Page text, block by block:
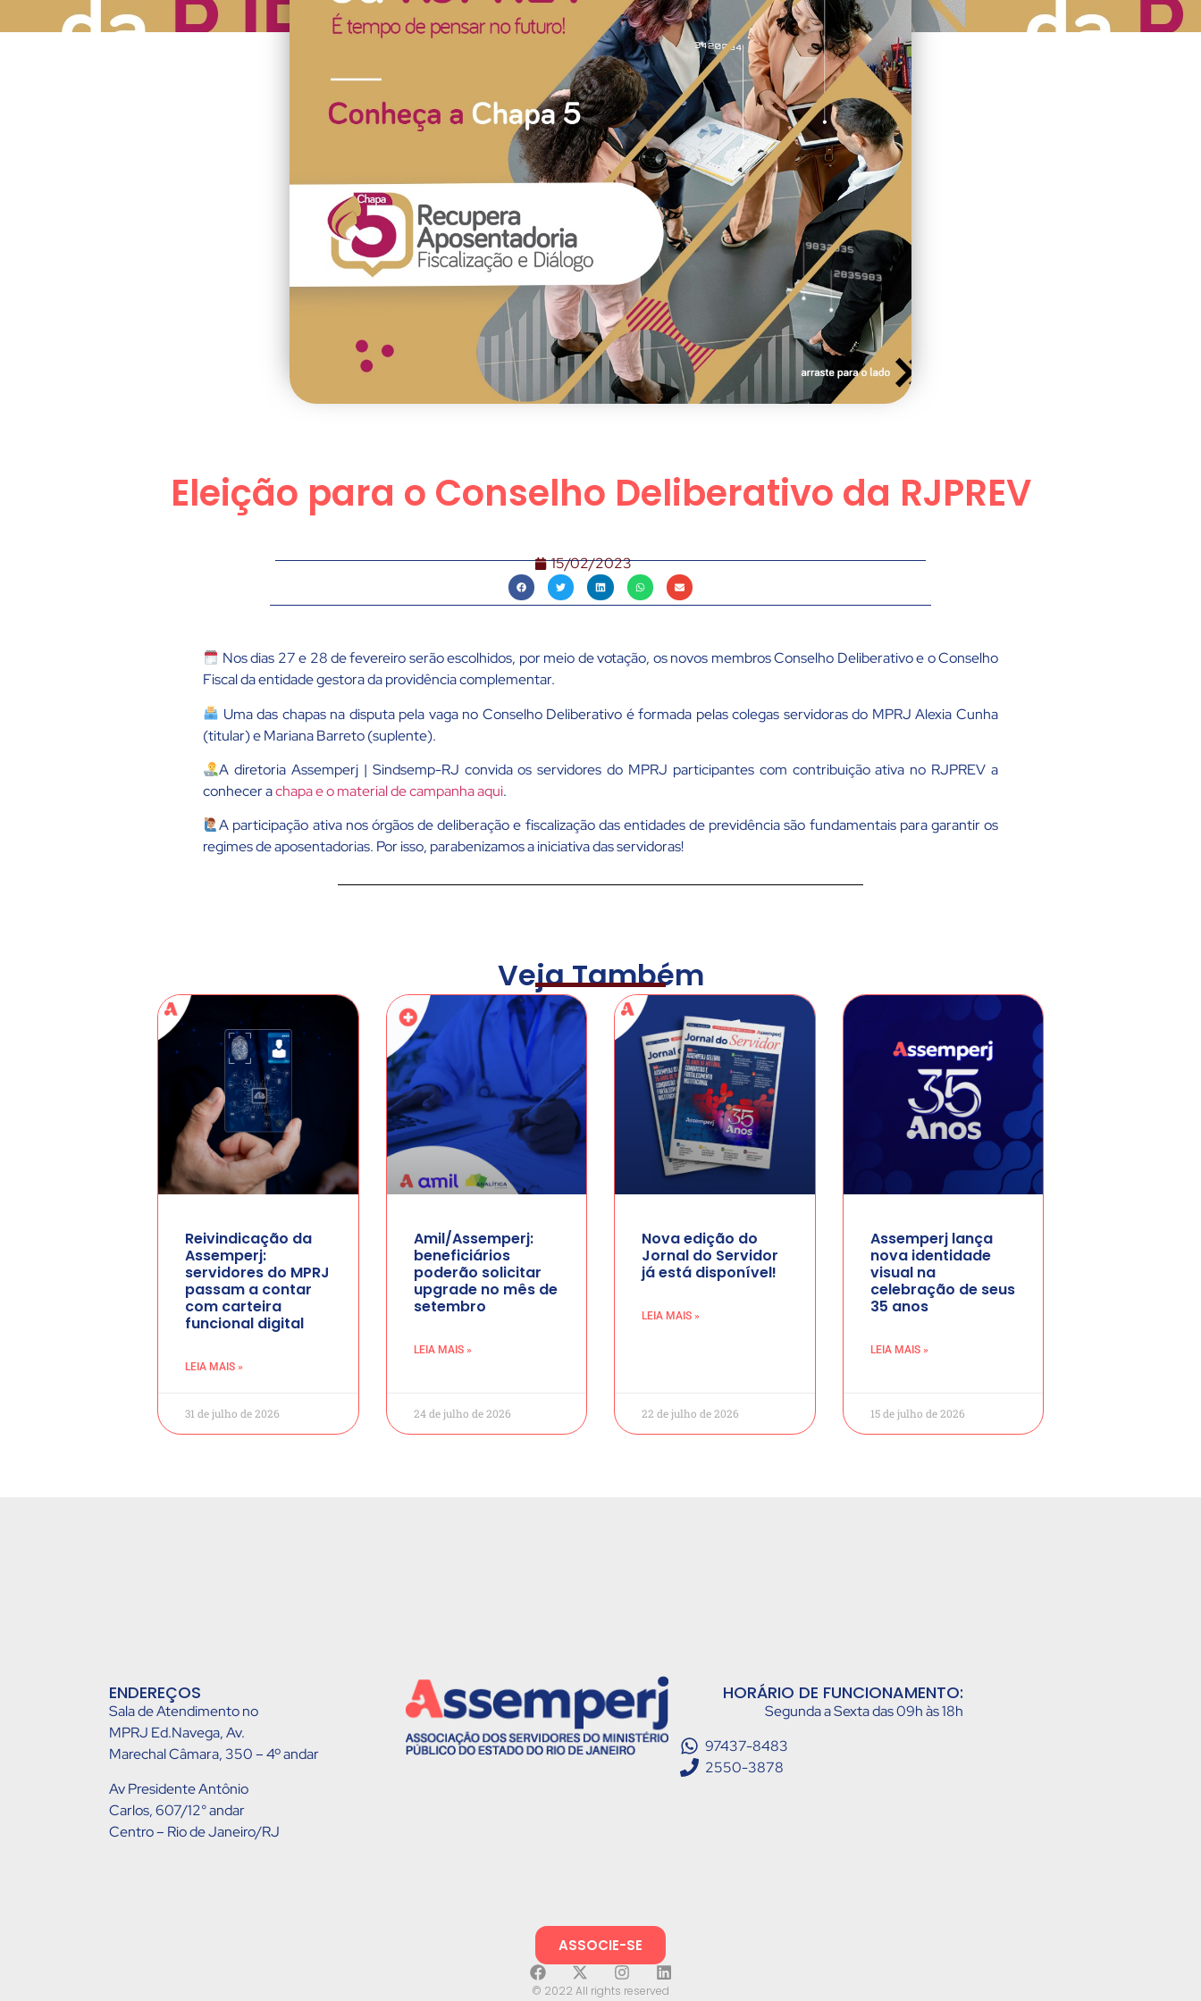
Eleição para o Conselho Deliberativo da RJPREV
15/02/2023
Nos dias 27 e 28 de fevereiro serão escolhidos, por meio de votação, os novos membros Conselho Deliberativo e o Conselho
Fiscal da entidade gestora da providência complementar.
Uma das chapas na disputa pela vaga no Conselho Deliberativo é formada pelas colegas servidoras do MPRJ Alexia Cunha
(titular) e Mariana Barreto (suplente).
A diretoria Assemperj | Sindsemp-RJ convida os servidores do MPRJ participantes com contribuição ativa no RJPREV a
conhecer achapa e o material de campanha aqui.
A participação ativa nos órgãos de deliberação e fiscalização das entidades de previdência são fundamentais para garantir os
regimes de aposentadorias. Por isso, parabenizamos a iniciativa das servidoras!
Veja Também
Reivindicação da
Assemperj:
servidores do MPRJ
passam a contar
com carteira
funcional digital
LEIA MAIS »
31 de julho de 2026
Amil/Assemperj:
beneficiários
poderão solicitar
upgrade no mês de
setembro
LEIA MAIS »
24 de julho de 2026
Nova edição do
Jornal do Servidor
já está disponível!
LEIA MAIS »
22 de julho de 2026
Assemperj lança
nova identidade
visual na
celebração de seus
35 anos
LEIA MAIS »
15 de julho de 2026
ENDEREÇOS
Sala de Atendimento no
MPRJ Ed.Navega, Av.
Marechal Câmara, 350 – 4º andar
Av Presidente Antônio
Carlos, 607/12° andar
Centro – Rio de Janeiro/RJ
HORÁRIO DE FUNCIONAMENTO:
Segunda a Sexta das 09h às 18h
97437-8483
2550-3878
ASSOCIE-SE
© 2022 All rights reserved